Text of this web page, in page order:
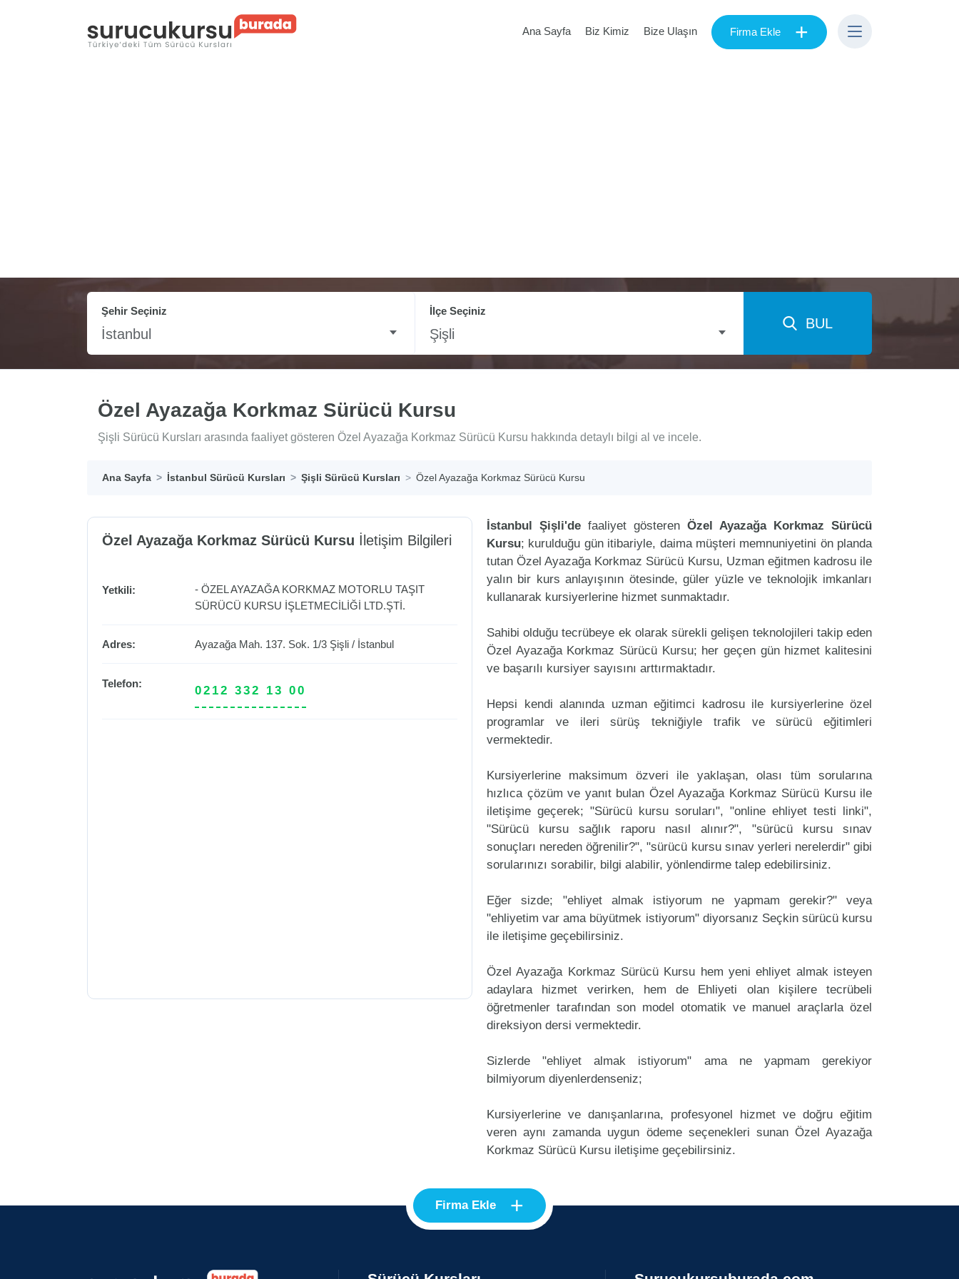
Ana Sayfa Biz Kimiz Bize Ulaşın Firma Ekle +
Şehir Seçiniz
İstanbul
İlçe Seçiniz
Şişli
BUL
Özel Ayazağa Korkmaz Sürücü Kursu
Şişli Sürücü Kursları arasında faaliyet gösteren Özel Ayazağa Korkmaz Sürücü Kursu hakkında detaylı bilgi al ve incele.
Ana Sayfa İstanbul Sürücü Kursları Şişli Sürücü Kursları Özel Ayazağa Korkmaz Sürücü Kursu
Özel Ayazağa Korkmaz Sürücü Kursu İletişim Bilgileri
Yetkili:
- ÖZEL AYAZAĞA KORKMAZ MOTORLU TAŞIT
SÜRÜCÜ KURSU İŞLETMECİLİĞİ LTD.ŞTİ.
Adres: Ayazağa Mah. 137. Sok. 1/3 Şişli/ İstanbul
Telefon:
0212 332 13 00
İstanbul Şişli'de faaliyet gösteren Özel Ayazağa Korkmaz Sürücü
Kursu; kurulduğu gün itibariyle, daima müşteri memnuniyetini ön planda
tutan Özel Ayazağa Korkmaz Sürücü Kursu, Uzman eğitmen kadrosu ile
yalın bir kurs anlayışının ötesinde, güler yüzle ve teknolojik imkanları
kullanarak kursiyerlerine hizmet sunmaktadır.
Sahibi olduğu tecrübeye ek olarak sürekli gelişen teknolojileri takip eden
Özel Ayazağa Korkmaz Sürücü Kursu; her geçen gün hizmet kalitesini
ve başarılı kursiyer sayısını arttırmaktadır.
Hepsi kendi alanında uzman eğitimci kadrosu ile kursiyerlerine özel
programlar ve ileri sürüş tekniğiyle trafik ve sürücü eğitimleri
vermektedir.
Kursiyerlerine maksimum özveri ile yaklaşan, olası tüm sorularına
hızlıca çözüm ve yanıt bulan Özel Ayazağa Korkmaz Sürücü Kursu ile
iletişime geçerek; "Sürücü kursu soruları", "online ehliyet testi linki",
"Sürücü kursu sağlık raporu nasıl alınır?", "sürücü kursu sınav
sonuçları nereden öğrenilir?", "sürücü kursu sınav yerleri nerelerdir" gibi
sorularınızı sorabilir, bilgi alabilir, yönlendirme talep edebilirsiniz.
Eğer sizde; "ehliyet almak istiyorum ne yapmam gerekir?" veya
"ehliyetim var ama büyütmek istiyorum" diyorsanız Seçkin sürücü kursu
ile iletişime geçebilirsiniz.
Özel Ayazağa Korkmaz Sürücü Kursu hem yeni ehliyet almak isteyen
adaylara hizmet verirken, hem de Ehliyeti olan kişilere tecrübeli
öğretmenler tarafından son model otomatik ve manuel araçlarla özel
direksiyon dersi vermektedir.
Sizlerde "ehliyet almak istiyorum" ama ne yapmam gerekiyor
bilmiyorum diyenlerdenseniz;
Kursiyerlerine ve danışanlarına, profesyonel hizmet ve doğru eğitim
veren aynı zamanda uygun ödeme seçenekleri sunan Özel Ayazağa
Korkmaz Sürücü Kursu iletişime geçebilirsiniz.
Firma Ekle +